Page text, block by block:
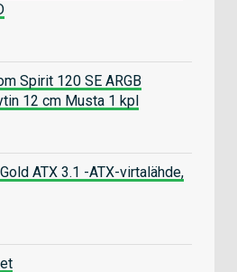
Spirit 120 SE ARGB
12 cm Musta 1 kpl
ATX 3.1 -ATX-virtalähde,